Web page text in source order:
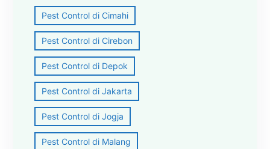
Pest Control di Cimahi
Pest Control di Cirebon
Pest Control di Depok
Pest Control di Jakarta
Pest Control di Jogja
Pest Control di Malang